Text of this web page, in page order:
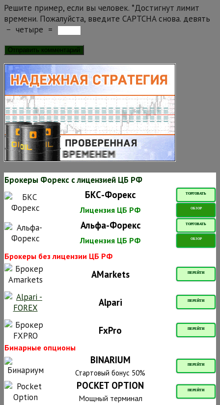
Решите пример, если вы человек. *Достигнут лимит
времени. Пожалуйста, введите CAPTCHA снова. девять
− четыре =
Брокеры Форекс с лицензией ЦБ РФ
БКС-Форекс ТОРГОВАТЬ
Лицензия ЦБ РФ ОБЗОР
Альфа-Форекс ТОРГОВАТЬ
Лицензия ЦБ РФ ОБЗОР
Брокеры без лицензии ЦБ РФ
AMarkets ПЕРЕЙТИ
Alpari ПЕРЕЙТИ
FxPro ПЕРЕЙТИ
Бинарные опционы
BINARIUM ПЕРЕЙТИ
Стартовый бонус 50%
POCKET OPTION ПЕРЕЙТИ
Мощный терминал